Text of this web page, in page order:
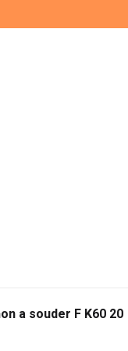
a souder F K60 20